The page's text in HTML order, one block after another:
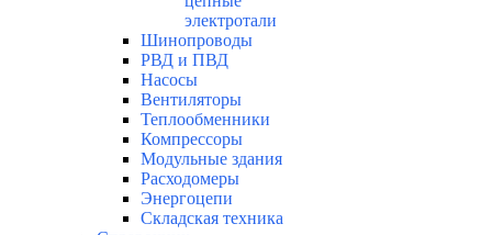
электротали
Шинопроводы
РВД и ПВД
Насосы
Вентиляторы
Теплообменники
Компрессоры
Модульные здания
Расходомеры
Энергоцепи
Складская техника